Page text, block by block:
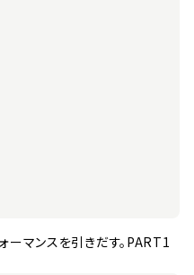
ーマンスを引きだす。PART1